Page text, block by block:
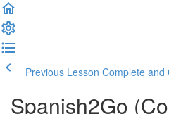
Previous Lesson Complete and
Spanish2Go